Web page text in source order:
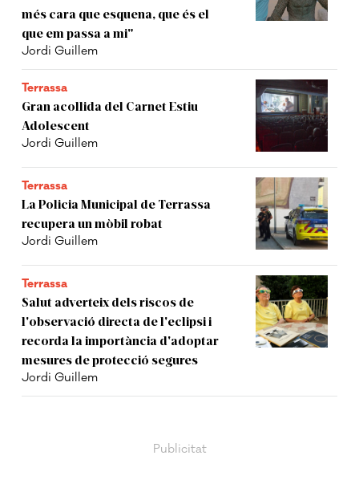
més cara que esquena, que és el
que em passa a mi"
Jordi Guillem
Terrassa
Gran acollida del Carnet Estiu
Adolescent
Jordi Guillem
Terrassa
La Policia Municipal de Terrassa
recupera un mòbil robat
Jordi Guillem
Terrassa
Salut adverteix dels riscos de
l'observació directa de l'eclipsi i
recorda la importància d'adoptar
mesures de protecció segures
Jordi Guillem